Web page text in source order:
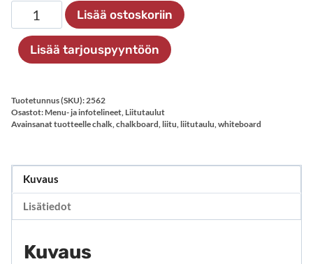
Kaksipuolinen
liitutaulu
pöydälle
A5,
määrä
Lisää ostoskoriin
Lisää tarjouspyyntöön
Tuotetunnus (SKU): 2562
Osastot: Menu- ja infotelineet Liitutaulut
Avainsanat tuotteellechalk chalkboard liitu liitutaulu whiteboard
Kuvaus
Lisätiedot
Kuvaus